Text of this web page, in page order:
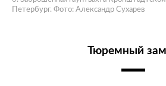
Петербург. Фото: Александр Сухарев
Тюремный